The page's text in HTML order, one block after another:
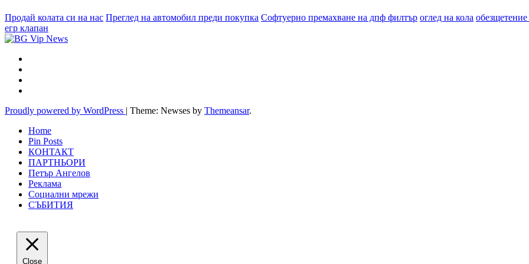
Продай колата си на нас Преглед на автомобил преди покупка Софтуерно премахване на дпф филтър оглед на кола
егр клапан
Proudly powered by WordPress | Theme: Newses by Themeansar.
Home
Pin Posts
КОНТАКТ
ПАРТНЬОРИ
Петър Ангелов
Реклама
Социални мрежи
СЪБИТИЯ
Close